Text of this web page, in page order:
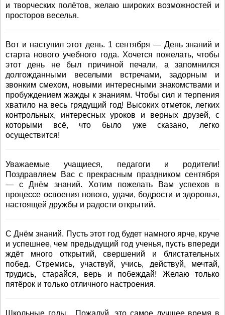
и творческих полётов, желаю широких возможностей и
просторов веселья.
Вот и наступил этот день. 1 сентября — День знаний и
старта нового учебного года. Хочется пожелать, чтобы
этот день не был причиной печали, а запомнился
долгожданными веселыми встречами, задорным и
звонким смехом, новыми интересными знакомствами и
пробуждением жажды к знаниям. Чтобы сил и терпения
хватило на весь грядущий год! Высоких отметок, легких
контрольных, интересных уроков и верных друзей, с
которыми всё, что было уже сказано, легко
осуществится!
Уважаемые учащиеся, педагоги и родители!
Поздравляем Вас с прекрасным праздником сентября
— с Днём знаний. Хотим пожелать Вам успехов в
процессе освоения нового, удачи, бодрости и здоровья,
настоящей дружбы и радости открытий.
С Днём знаний. Пусть этот год будет намного ярче, круче
и успешнее, чем предыдущий год ученья, пусть впереди
ждёт много открытий, свершений и блистательных
побед. Стремись, участвуй, учись, действуй, мечтай,
трудись, старайся, верь и побеждай! Желаю только
пятёрок и только отличного настроения.
Школьные годы... Пожалуй, это самое лучшее время в